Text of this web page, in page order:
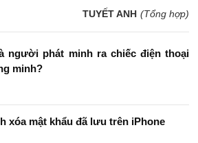
TUYẾT ANH (Tổng hợp)
người phát minh ra chiếc điện thoại
minh?
xóa mật khẩu đã lưu trên iPhone